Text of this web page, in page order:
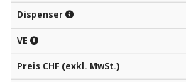
Dispenser
VE
Preis CHF (exkl. MwSt.)